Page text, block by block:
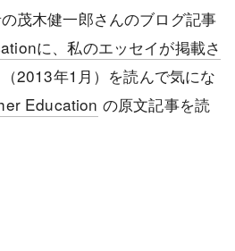
茂木健一郎さんのブログ記事
に、私のエッセイが掲載さ
（2013年1月）を読んで気にな
Education の原文記事を読